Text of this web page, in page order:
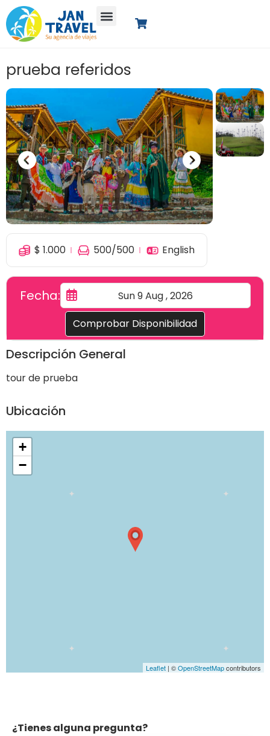
prueba referidos
$ 1.000 500/500 English
Fecha:
Comprobar Disponibilidad
Descripción General
tour de prueba
Ubicación
+
−
Leaflet | ©OpenStreetMapcontributors
¿Tienes alguna pregunta?